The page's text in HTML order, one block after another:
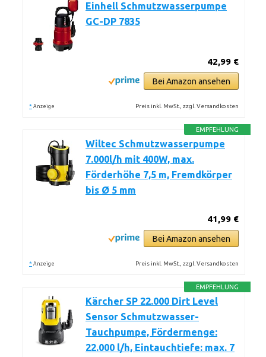
Einhell Schmutzwasserpumpe
GC-DP 7835
42,99 €
Bei Amazon ansehen
* Anzeige Preis inkl. MwSt., zzgl. Versandkosten
EMPFEHLUNG
Wiltec Schmutzwasserpumpe
7.000l/h mit 400W, max.
Förderhöhe 7,5 m, Fremdkörper
bis Ø 5 mm
41,99 €
Bei Amazon ansehen
* Anzeige Preis inkl. MwSt., zzgl. Versandkosten
EMPFEHLUNG
Kärcher SP 22.000 Dirt Level
Sensor Schmutzwasser-
Tauchpumpe, Fördermenge:
22.000 l/h, Eintauchtiefe: max. 7